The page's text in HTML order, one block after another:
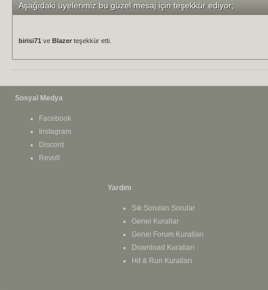
Aşağıdaki üyelerimiz bu güzel mesaj için teşekkür ediyor;
birisi71 ve Blazer teşekkür etti.
Sosyal Medya
Facebook
Instagram
Discord
Revolt
Yardım
Sık Sorulan Sorular
Genel Kurallar
Genel Forum Kuralları
Download Kuralları
Hit & Run Kuralları